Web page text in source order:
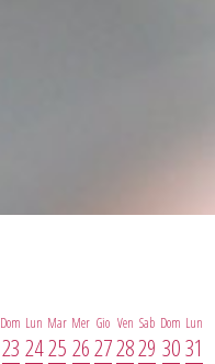
Dom
23
Lun
24
Mar
25
Mer
26
Gio
27
Ven
28
Sab
29
Dom
30
Lun
31